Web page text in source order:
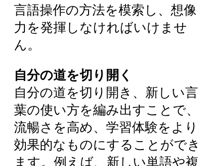
言語操作の方法を模索し、想像
力を発揮しなければいけませ
ん。
自分の道を切り開く
自分の道を切り開き、新しい言
葉の使い方を編み出すことで、
流暢さを高め、学習体験をより
効果的なものにすることができ
ます。例えば、新しい単語や複